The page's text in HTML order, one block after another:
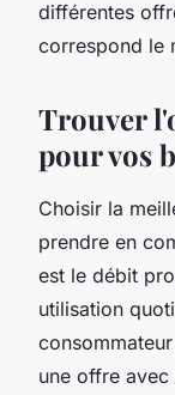
différentes
correspond le
Trouver
pour vos
Choisir la
prendre en
est le débit
utilisation
une offre